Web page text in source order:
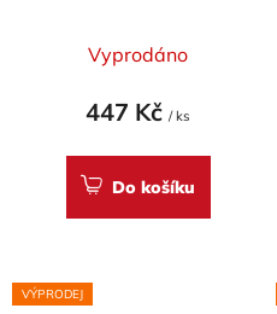
Vyprodáno
447 Kč / ks
Do košíku
VÝPRODEJ